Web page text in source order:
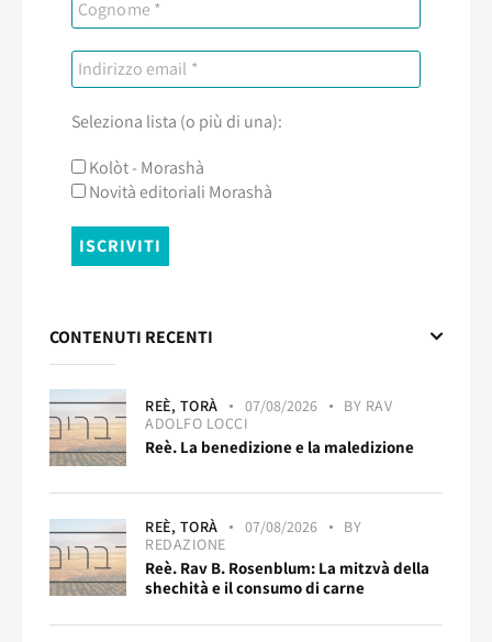
Seleziona lista (o più di una):
Kolòt - Morashà
Novità editoriali Morashà
CONTENUTI RECENTI
REÈ, TORÀ 07/08/2026 BY RAV
ADOLFO LOCCI
Reè. La benedizione e la maledizione
REÈ, TORÀ 07/08/2026
BY
REDAZIONE
Reè. Rav B. Rosenblum: La mitzvà della
shechità e il consumo di carne